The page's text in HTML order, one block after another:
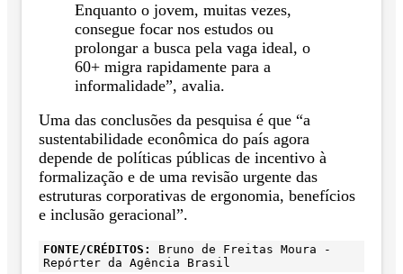
Enquanto o jovem, muitas vezes,
consegue focar nos estudos ou
prolongar a busca pela vaga ideal, o
60+ migra rapidamente para a
informalidade”, avalia.
Uma das conclusões da pesquisa é que “a
sustentabilidade econômica do país agora
depende de políticas públicas de incentivo à
formalização e de uma revisão urgente das
estruturas corporativas de ergonomia, benefícios
e inclusão geracional”.
FONTE/CRÉDITOS:
Bruno de Freitas Moura -
Repórter da Agência Brasil